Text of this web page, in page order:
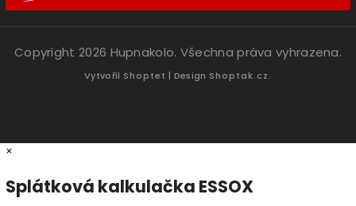
Copyright 2026 Hupnakolo. Všechna práva vyhrazena.
Vytvořil Shoptet | Design Shoptak.cz.
×
Splátková kalkulačka ESSOX